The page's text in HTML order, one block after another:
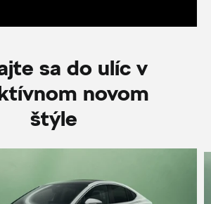
sa do ulíc v
novom
štýle